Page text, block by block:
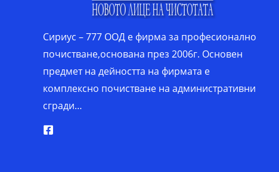
Сириус – 777 ООД е фирма за професионално
почистване,основана през 2006г. Основен
предмет на дейността на фирмата е
комплексно почистване на административни
сгради…